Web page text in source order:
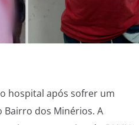
hospital após sofrer um
dos Minérios. A